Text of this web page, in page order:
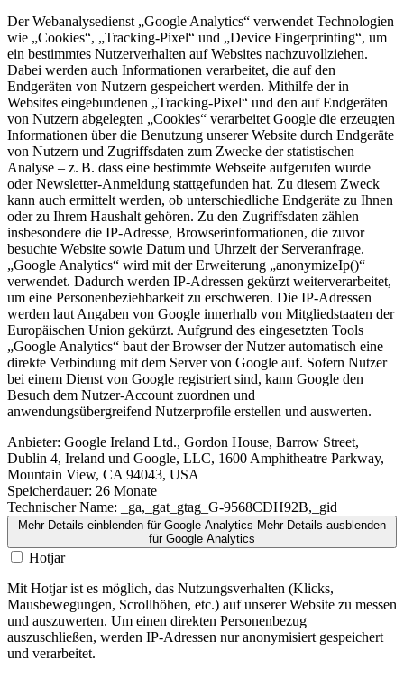
Der Webanalysedienst „Google Analytics“ verwendet Technologien
wie „Cookies“, „Tracking-Pixel“ und „Device Fingerprinting“, um
ein bestimmtes Nutzerverhalten auf Websites nachzuvollziehen.
Dabei werden auch Informationen verarbeitet, die auf den
Endgeräten von Nutzern gespeichert werden. Mithilfe der in
Websites eingebundenen „Tracking-Pixel“ und den auf Endgeräten
von Nutzern abgelegten „Cookies“ verarbeitet Google die erzeugten
Informationen über die Benutzung unserer Website durch Endgeräte
von Nutzern und Zugriffsdaten zum Zwecke der statistischen
Analyse – z. B. dass eine bestimmte Webseite aufgerufen wurde
oder Newsletter-Anmeldung stattgefunden hat. Zu diesem Zweck
kann auch ermittelt werden, ob unterschiedliche Endgeräte zu Ihnen
oder zu Ihrem Haushalt gehören. Zu den Zugriffsdaten zählen
insbesondere die IP-Adresse, Browserinformationen, die zuvor
besuchte Website sowie Datum und Uhrzeit der Serveranfrage.
„Google Analytics“ wird mit der Erweiterung „anonymizeIp()“
verwendet. Dadurch werden IP-Adressen gekürzt weiterverarbeitet,
um eine Personenbeziehbarkeit zu erschweren. Die IP-Adressen
werden laut Angaben von Google innerhalb von Mitgliedstaaten der
Europäischen Union gekürzt. Aufgrund des eingesetzten Tools
„Google Analytics“ baut der Browser der Nutzer automatisch eine
direkte Verbindung mit dem Server von Google auf. Sofern Nutzer
bei einem Dienst von Google registriert sind, kann Google den
Besuch dem Nutzer-Account zuordnen und
anwendungsübergreifend Nutzerprofile erstellen und auswerten.
Anbieter: Google Ireland Ltd., Gordon House, Barrow Street,
Dublin 4, Ireland und Google, LLC, 1600 Amphitheatre Parkway,
Mountain View, CA 94043, USA
Speicherdauer: 26 Monate
Technischer Name: _ga,_gat_gtag_G-9568CDH92B,_gid
Mehr Details einblenden für Google Analytics Mehr Details ausblenden
für Google Analytics
Hotjar
Mit Hotjar ist es möglich, das Nutzungsverhalten (Klicks,
Mausbewegungen, Scrollhöhen, etc.) auf unserer Website zu messen
und auszuwerten. Um einen direkten Personenbezug
auszuschließen, werden IP-Adressen nur anonymisiert gespeichert
und verarbeitet.